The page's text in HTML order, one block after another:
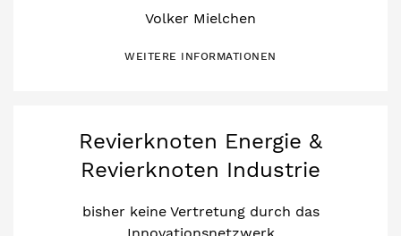
Volker Mielchen
WEITERE INFORMATIONEN
Revierknoten Energie &
Revierknoten Industrie
bisher keine Vertretung durch das